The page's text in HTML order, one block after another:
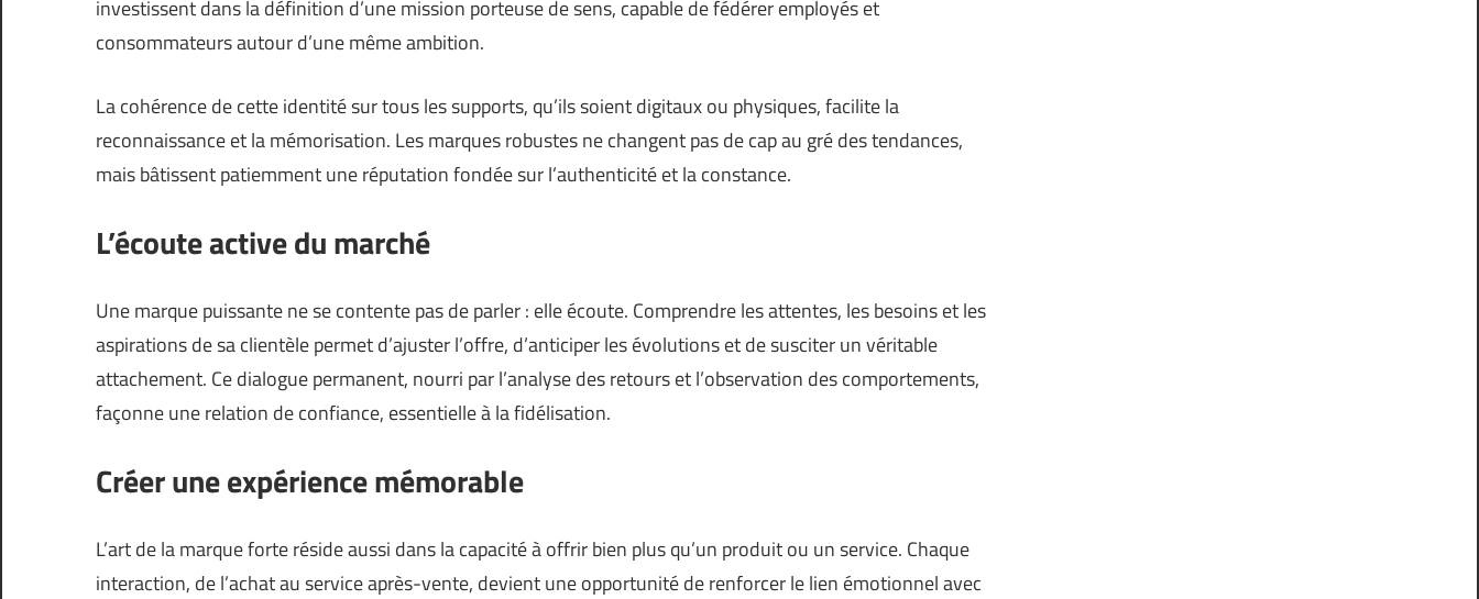
investissent dans la définition d’une mission porteuse de sens, capable de fédérer employés et
consommateurs autour d’une même ambition.
La cohérence de cette identité sur tous les supports, qu’ils soient digitaux ou physiques, facilite la
reconnaissance et la mémorisation. Les marques robustes ne changent pas de cap au gré des tendances,
mais bâtissent patiemment une réputation fondée sur l’authenticité et la constance.
L’écoute active du marché
Une marque puissante ne se contente pas de parler : elle écoute. Comprendre les attentes, les besoins et les
aspirations de sa clientèle permet d’ajuster l’offre, d’anticiper les évolutions et de susciter un véritable
attachement. Ce dialogue permanent, nourri par l’analyse des retours et l’observation des comportements,
façonne une relation de confiance, essentielle à la fidélisation.
Créer une expérience mémorable
L’art de la marque forte réside aussi dans la capacité à offrir bien plus qu’un produit ou un service. Chaque
interaction, de l’achat au service après-vente, devient une opportunité de renforcer le lien émotionnel avec